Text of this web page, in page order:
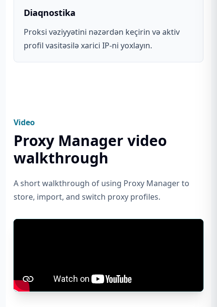
Diaqnostika
Proksi vəziyyətini nəzərdən keçirin və aktiv
profil vasitəsilə xarici IP-ni yoxlayın.
Video
Proxy Manager video
walkthrough
A short walkthrough of using Proxy Manager to
store, import, and switch proxy profiles.